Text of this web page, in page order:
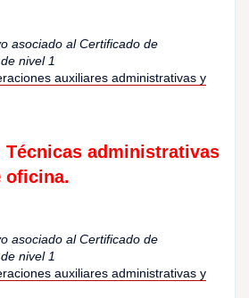
asociado al Certificado de
nivel 1
auxiliares administrativas y
Técnicas administrativas
oficina.
asociado al Certificado de
nivel 1
auxiliares administrativas y